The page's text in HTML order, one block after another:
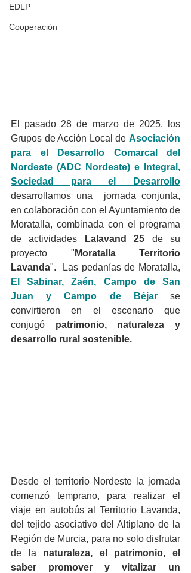
EDLP
Cooperación
El pasado 28 de marzo de 2025, los
Grupos de Acción Local de Asociación
para el Desarrollo Comarcal del
Nordeste (ADC Nordeste) e
Integral,
Sociedad para el Desarrollo
desarrollamos una  jornada conjunta,
en colaboración con el Ayuntamiento de
Moratalla, combinada con el programa
de actividades
Lalavand 25 de su
proyecto " Moratalla Territorio
Lavanda
El Sabinar, Zaén, Campo de San
Juan y Campo de Béjar se
convirtieron en el escenario que
conjugó patrimonio, naturaleza y
desarrollo rural sostenible.
Desde el territorio Nordeste la jornada
comenzó temprano, para realizar el
viaje en autobús al Territorio Lavanda,
del tejido asociativo del Altiplano de la
Región de Murcia, para no solo disfrutar
de la naturaleza, el patrimonio, el
saber promover y vitalizar un